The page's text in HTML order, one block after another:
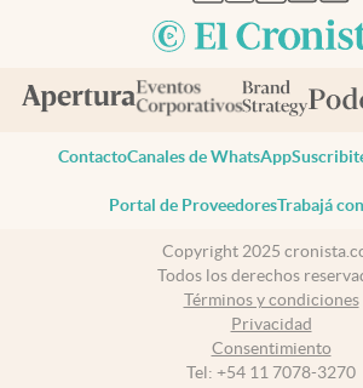
ContactoCanales de WhatsApp
Portal de ProveedoresTrabajá
Copyright 2025
Todos los derechos
Términos y condiciones
Privacidad
Consentimiento
Tel: +54 11 7078-3270